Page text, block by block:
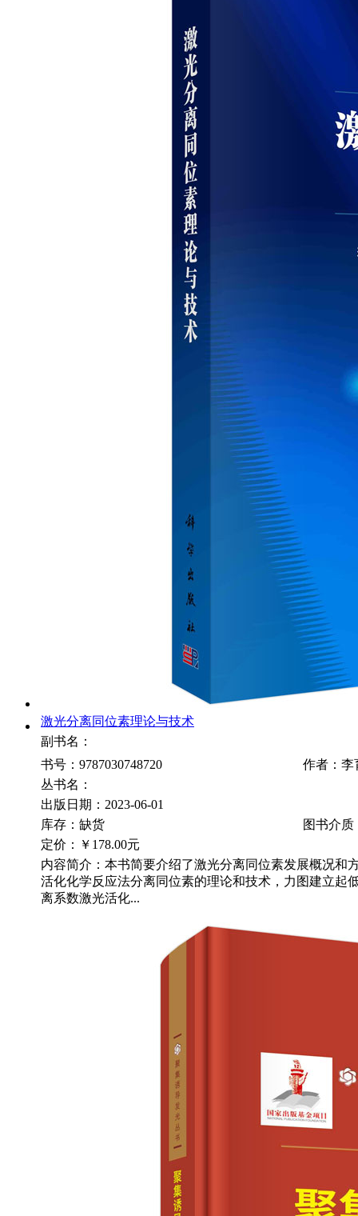
激光分离同位素理论与技术
副书名：
书号：9787030748720
作者：李
丛书名：
出版日期：2023-06-01
库存：缺货
图书介质
定价：
￥178.00元
内容简介：本书简要介绍了激光分离同位素发展概况和
活化化学反应法分离同位素的理论和技术，力图建立起
离系数激光活化...